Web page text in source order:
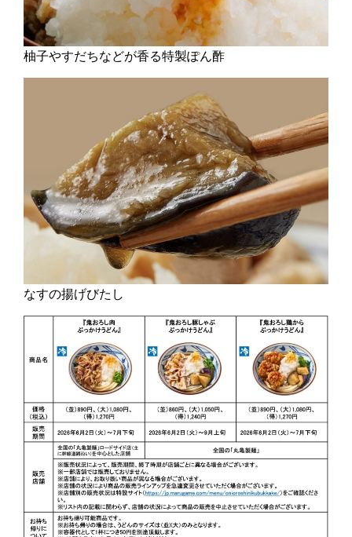
柚子やすだちなどが香る特製ぽん酢
なすの揚げびたし